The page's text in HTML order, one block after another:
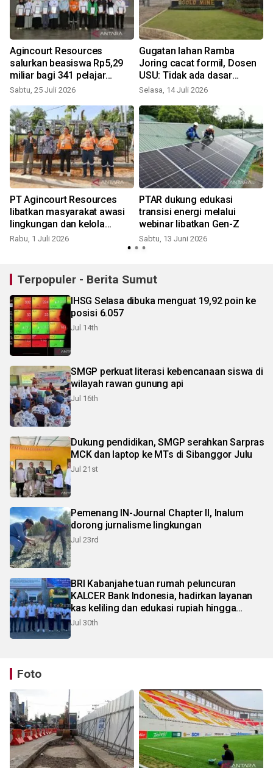
Agincourt Resources
salurkan beasiswa Rp5,29
miliar bagi 341 pelajar
Tapsel
Sabtu, 25 Juli 2026
Gugatan lahan Ramba
Joring cacat formil, Dosen
USU: Tidak ada dasar
hukum ganggu kedudukan
Selasa, 14 Juli 2026
PT Agincourt Resources
libatkan masyarakat awasi
lingkungan dan kelola
sampah plastik
Rabu, 1 Juli 2026
PTAR dukung edukasi
transisi energi melalui
webinar libatkan Gen-Z
Sabtu, 13 Juni 2026
Terpopuler - Berita Sumut
IHSG Selasa dibuka menguat 19,92 poin ke
posisi 6.057
Jul 14th
SMGP perkuat literasi kebencanaan siswa di
wilayah rawan gunung api
Jul 16th
Dukung pendidikan, SMGP serahkan Sarpras
MCK dan laptop ke MTs di Sibanggor Julu
Jul 21st
Pemenang IN-Journal Chapter II, Inalum
dorong jurnalisme lingkungan
Jul 23rd
BRI Kabanjahe tuan rumah peluncuran
KALCER Bank Indonesia, hadirkan layanan
kas keliling dan edukasi rupiah hingga
pelosok Karo
Jul 30th
Foto